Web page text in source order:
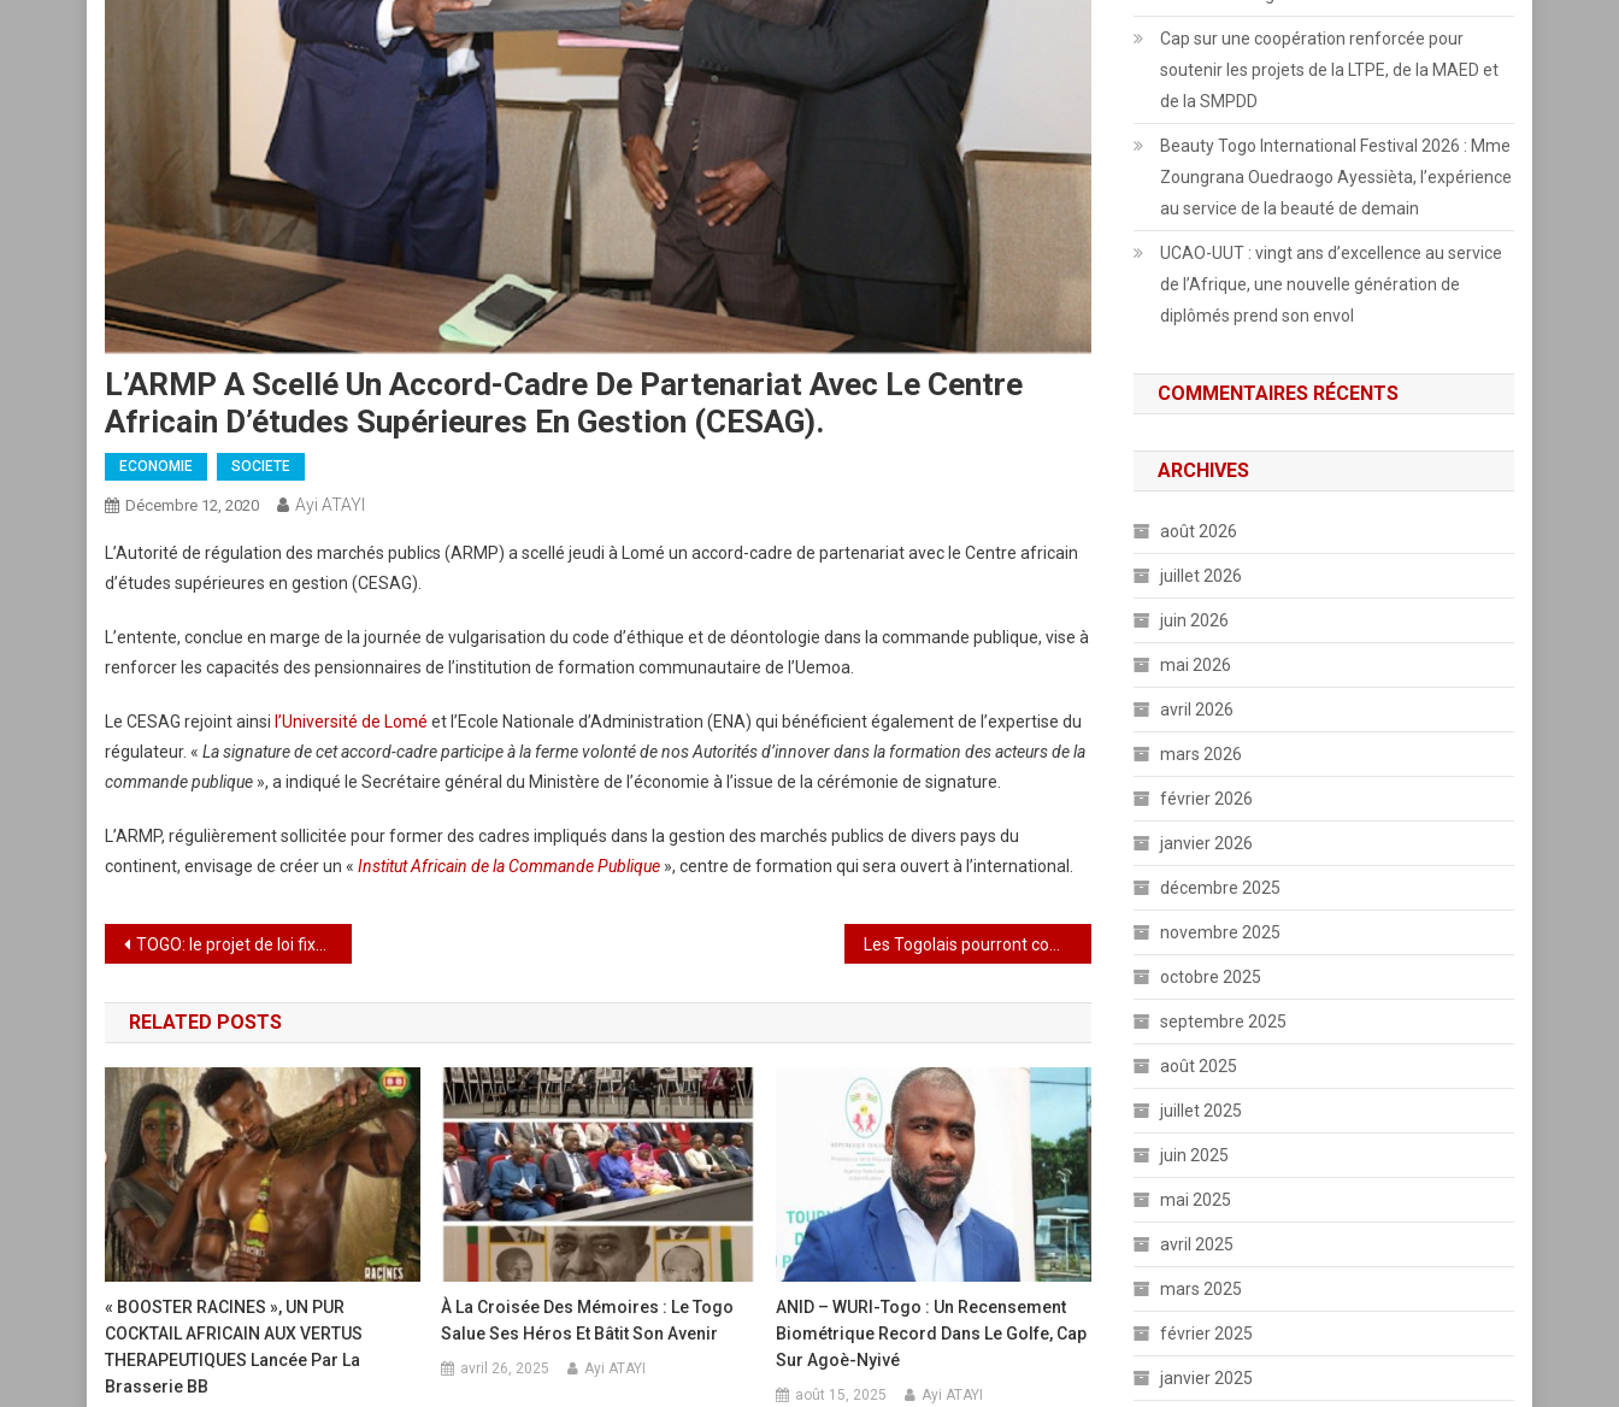
L’ARMP A Scellé Un Accord-Cadre De Partenariat Avec Le Centre
Africain D’études Supérieures En Gestion (CESAG).
ECONOMIE SOCIETE
Décembre 12, 2020 Ayi ATAYI
L’Autorité de régulation des marchés publics (ARMP) a scellé jeudi à Lomé un accord-cadre de partenariat avec le Centre africain
d’études supérieures en gestion (CESAG).
L’entente, conclue en marge de la journée de vulgarisation du code d’éthique et de déontologie dans la commande publique, vise à
renforcer les capacités des pensionnaires de l’institution de formation communautaire de l’Uemoa.
Le CESAG rejoint ainsi l’Université de Lomé et l’Ecole Nationale d’Administration (ENA) qui bénéficient également de l’expertise du
régulateur. « La signature de cet accord-cadre participe à la ferme volonté de nos Autorités d’innover dans la formation des acteurs de la
commande publique », a indiqué le Secrétaire général du Ministère de l’économie à l’issue de la cérémonie de signature.
L’ARMP, régulièrement sollicitée pour former des cadres impliqués dans la gestion des marchés publics de divers pays du
continent, envisage de créer un « Institut Africain de la Commande Publique », centre de formation qui sera ouvert à l’international.
Navigation
de
l’article
TOGO: le projet de loi fixant les nouvelles attributions du médiateur de la république est adopté par le parlement Les Togolais pourront commencer à demander et obtenir en ligne leur casier judiciaire à partir d’avril 2021.
RELATED POSTS
« BOOSTER RACINES », UN PUR
COCKTAIL AFRICAIN AUX VERTUS
THERAPEUTIQUES Lancée Par La
Brasserie BB
À La Croisée Des Mémoires : Le Togo
Salue Ses Héros Et Bâtit Son Avenir
avril 26, 2025 Ayi ATAYI
ANID – WURI-Togo : Un Recensement
Biométrique Record Dans Le Golfe, Cap
Sur Agoè-Nyivé
août 15, 2025 Ayi ATAYI
Cap sur une coopération renforcée pour
soutenir les projets de la LTPE, de la MAED et
de la SMPDD
Beauty Togo International Festival 2026 : Mme
Zoungrana Ouedraogo Ayessièta, l’expérience
au service de la beauté de demain
UCAO-UUT : vingt ans d’excellence au service
de l’Afrique, une nouvelle génération de
diplômés prend son envol
COMMENTAIRES RÉCENTS
ARCHIVES
août 2026
juillet 2026
juin 2026
mai 2026
avril 2026
mars 2026
février 2026
janvier 2026
décembre 2025
novembre 2025
octobre 2025
septembre 2025
août 2025
juillet 2025
juin 2025
mai 2025
avril 2025
mars 2025
février 2025
janvier 2025